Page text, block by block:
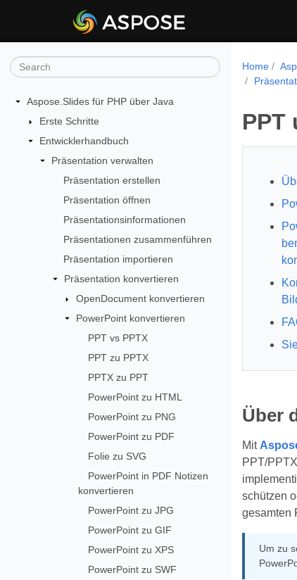
Aspose.Slides für PHP über Java
Erste Schritte
Entwicklerhandbuch
Präsentation verwalten
Präsentation erstellen
Präsentation öffnen
Präsentationsinformationen
Präsentationen zusammenführen
Präsentation importieren
Präsentation konvertieren
OpenDocument konvertieren
PowerPoint konvertieren
PPT vs PPTX
PPT zu PPTX
PPTX zu PPT
PowerPoint zu HTML
PowerPoint zu PNG
PowerPoint zu PDF
Folie zu SVG
PowerPoint in PDF Notizen
konvertieren
PowerPoint zu JPG
PowerPoint zu GIF
PowerPoint zu XPS
PowerPoint zu SWF
Home
PPT
Über
Mit
PPT/
schützen
gesamten
Um zu